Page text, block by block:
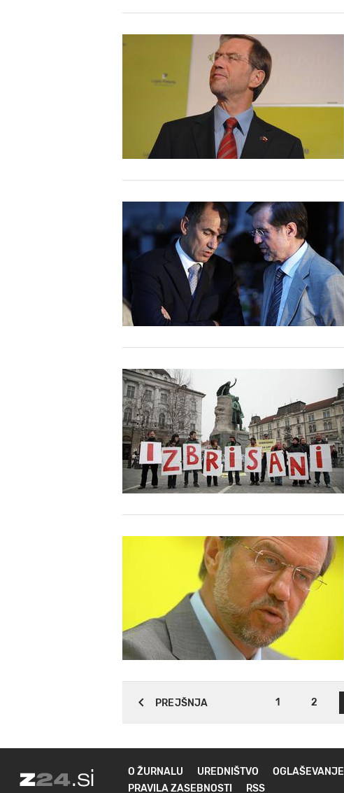
PREJŠNJA 1 2
O ŽURNALU UREDNIŠTVO OGLAŠEVANJE
PRAVILA ZASEBNOSTI
RSS